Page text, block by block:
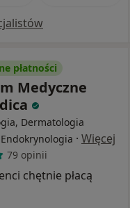
płatności
Medyczne
Dermatologia
· Więcej
79 opinii
chętnie płacą